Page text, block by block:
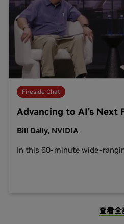
Fireside Chat
Bill Dally, NVIDIA
In this 60-minute wide-
查看全